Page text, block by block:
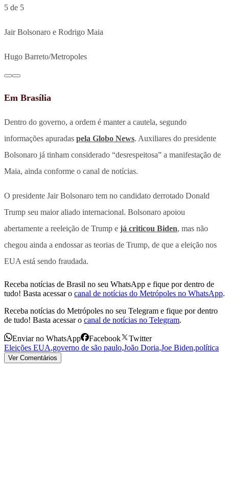
5 de 5
Jair Bolsonaro e Rodrigo Maia
Hugo Barreto/Metropoles
Em Brasília
Dentro do governo, a ordem é manter a cautela, segundo
informações apuradas pela Globo News. Auxiliares do presidente
Bolsonaro já tinham considerado “desrespeitosa” a manifestação de
Maia, ainda conforme o canal de notícias.
O presidente Jair Bolsonaro tem no candidato derrotado Donald
Trump seu maior aliado internacional. Bolsonaro apoiou
abertamente a reeleição de Trump e já criticou Biden, mas não
chegou ainda a endossar as teorias de Trump, de que a eleição nos
EUA está sendo fraudada.
Receba notícias de Brasil no seu WhatsApp e fique por dentro de
tudo! Basta acessar o canal de notícias do Metrópoles no WhatsApp.
Receba notícias do Metrópoles no seu Telegram e fique por dentro
de tudo! Basta acessar o canal de notícias no Telegram.
Enviar no WhatsApp Facebook
Twitter
Eleições EUA,governo de são paulo,João Doria,Joe Biden,política
Ver Comentários